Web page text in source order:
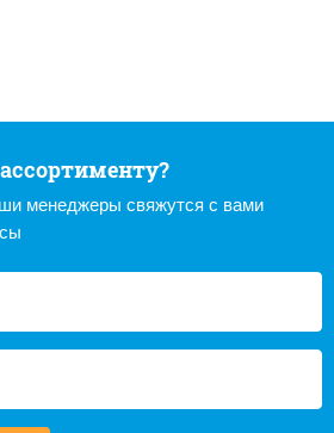
менеджеры свяжутся с вами